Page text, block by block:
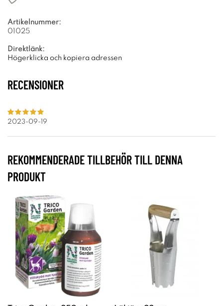
Artikelnummer:
01025
Direktlänk:
Högerklicka och kopiera adressen
RECENSIONER
2023-09-19
REKOMMENDERADE TILLBEHÖR TILL DENNA
PRODUKT